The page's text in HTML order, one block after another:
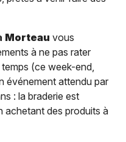
Morteau vous
à ne pas rater
(ce week-end,
événement attendu par
: la braderie est
achetant des produits à